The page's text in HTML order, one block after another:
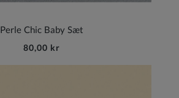
Perle Chic Baby Sæt
80,00 kr